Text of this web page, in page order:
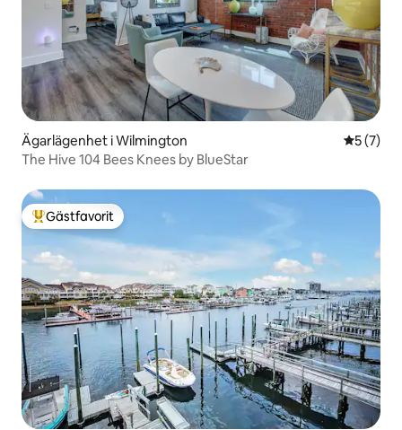
Ägarlägenhet i Wilmington 5 av 5 i
5 (7)
The Hive 104 Bees Knees by BlueStar
Populär gästfavorit
Gästfavorit